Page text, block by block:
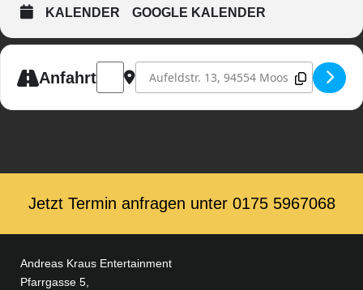
KALENDER GOOGLE KALENDER
Anfahrt
Address - Kappenabend in Moos [DRqZ1V6o5]
Destination Address - Kappenabend in
Jetzt Termin anfragen unter ‭0175 5967068‬
Andreas Kraus Entertainment
Pfarrgasse 5,